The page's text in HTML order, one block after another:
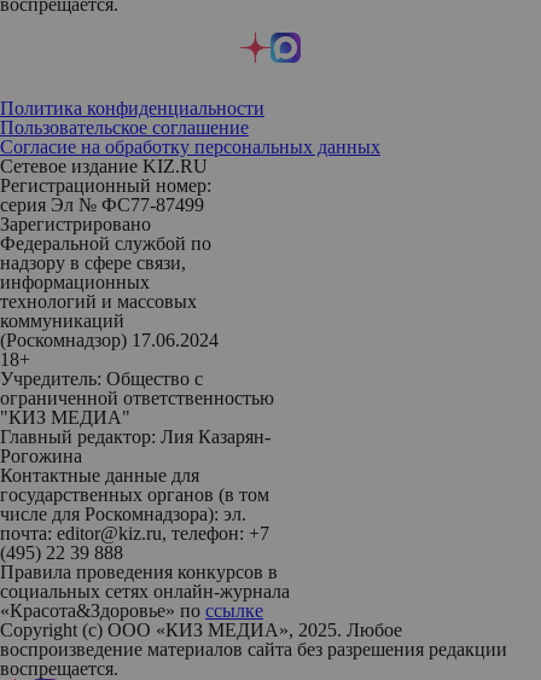
Политика конфиденциальности
Пользовательское соглашение
Согласие на обработку персональных данных
Сетевое издание KIZ.RU
Регистрационный номер:
серия Эл № ФС77-87499
Зарегистрировано
Федеральной службой по
надзору в сфере связи,
информационных
технологий и массовых
коммуникаций
(Роскомнадзор) 17.06.2024
18+
Учредитель: Общество с
ограниченной ответственностью
"КИЗ МЕДИА"
Главный редактор: Лия Казарян-
Рогожина
Контактные данные для
государственных органов (в том
числе для Роскомнадзора): эл.
почта: editor@kiz.ru, телефон: +7
(495) 22 39 888
Правила проведения конкурсов в
социальных сетях онлайн-журнала
«Красота&Здоровье» по ссылке
Copyright (с) ООО «КИЗ МЕДИА», 2025. Любое
воспроизведение материалов сайта без разрешения редакции
воспрещается.